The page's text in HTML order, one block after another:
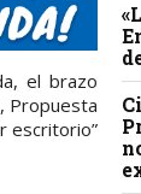
el brazo
Propuesta
escritorio”